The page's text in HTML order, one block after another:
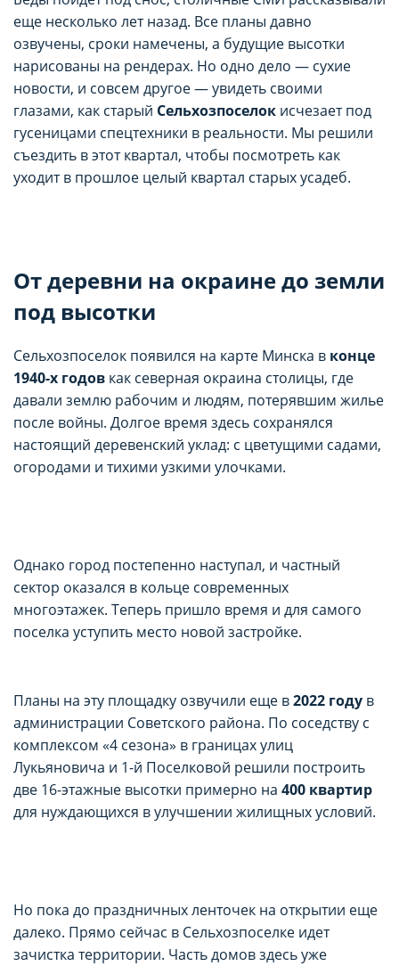
еще несколько лет назад. Все планы давно
озвучены, сроки намечены, а будущие высотки
нарисованы на рендерах. Но одно дело — сухие
новости, и совсем другое — увидеть своими
глазами, как старый Сельхозпоселок исчезает под
гусеницами спецтехники в реальности. Мы решили
съездить в этот квартал, чтобы посмотреть как
уходит в прошлое целый квартал старых усадеб.
От деревни на окраине до земли
под высотки
Сельхозпоселок появился на карте Минска в конце
1940-х годов как северная окраина столицы, где
давали землю рабочим и людям, потерявшим жилье
после войны. Долгое время здесь сохранялся
настоящий деревенский уклад: с цветущими садами,
огородами и тихими узкими улочками.
Однако город постепенно наступал, и частный
сектор оказался в кольце современных
многоэтажек. Теперь пришло время и для самого
поселка уступить место новой застройке.
Планы на эту площадку озвучили еще в2022 году в
администрации Советского района. По соседству с
комплексом «4 сезона» в границах улиц
Лукьяновича и 1-й Поселковой решили построить
две 16-этажные высотки примерно на 400 квартир
для нуждающихся в улучшении жилищных условий.
Но пока до праздничных ленточек на открытии еще
далеко. Прямо сейчас в Сельхозпоселке идет
зачистка территории. Часть домов здесь уже